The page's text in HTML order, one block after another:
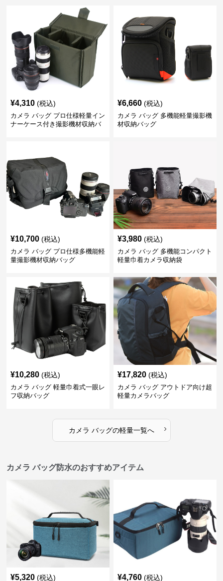
¥4,310 (税込)
カメラ バッグ プロ仕様軽量イン
ナーケース付き撮影機材収納バ
¥6,660 (税込)
カメラ バッグ 多機能軽量撮影機
材収納バッグ
¥10,700 (税込)
カメラ バッグ プロ仕様多機能軽
量撮影機材収納バッグ
¥3,980 (税込)
カメラ バッグ 多機能コンパクト
軽量巾着カメラ収納袋
¥10,280 (税込)
カメラ バッグ 軽量巾着式一眼レ
フ収納バッグ
¥17,820 (税込)
カメラ バッグ アウトドア向け超
軽量カメラバッグ
カメラ バッグの軽量一覧へ ›
カメラ バッグ防水のおすすめアイテム
¥5,320 (税込) ¥4,760 (税込)